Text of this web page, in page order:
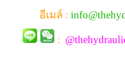
อีเมล์ :
: